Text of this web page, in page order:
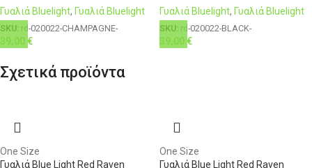
Γυαλιά Bluelight, Γυαλιά Bluelight
SKU: rd-020022-CHAMPAGNE-
39,00 €
Γυαλιά Bluelight, Γυαλιά Bluelight
SKU: rd-020022-BLACK-
39,00 €
Σχετικά προϊόντα
One Size
Γυαλιά Blue Light Red Raven
One Size
Γυαλιά Blue Light Red Raven